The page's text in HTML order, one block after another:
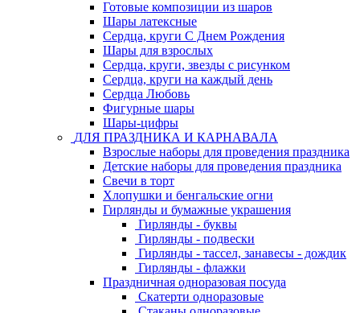
Готовые композиции из шаров
Шары латексные
Сердца, круги С Днем Рождения
Шары для взрослых
Сердца, круги, звезды с рисунком
Сердца, круги на каждый день
Сердца Любовь
Фигурные шары
Шары-цифры
ДЛЯ ПРАЗДНИКА И КАРНАВАЛА
Взрослые наборы для проведения праздника
Детские наборы для проведения праздника
Свечи в торт
Хлопушки и бенгальские огни
Гирлянды и бумажные украшения
Гирлянды - буквы
Гирлянды - подвески
Гирлянды - тассел, занавесы - дождик
Гирлянды - флажки
Праздничная одноразовая посуда
Скатерти одноразовые